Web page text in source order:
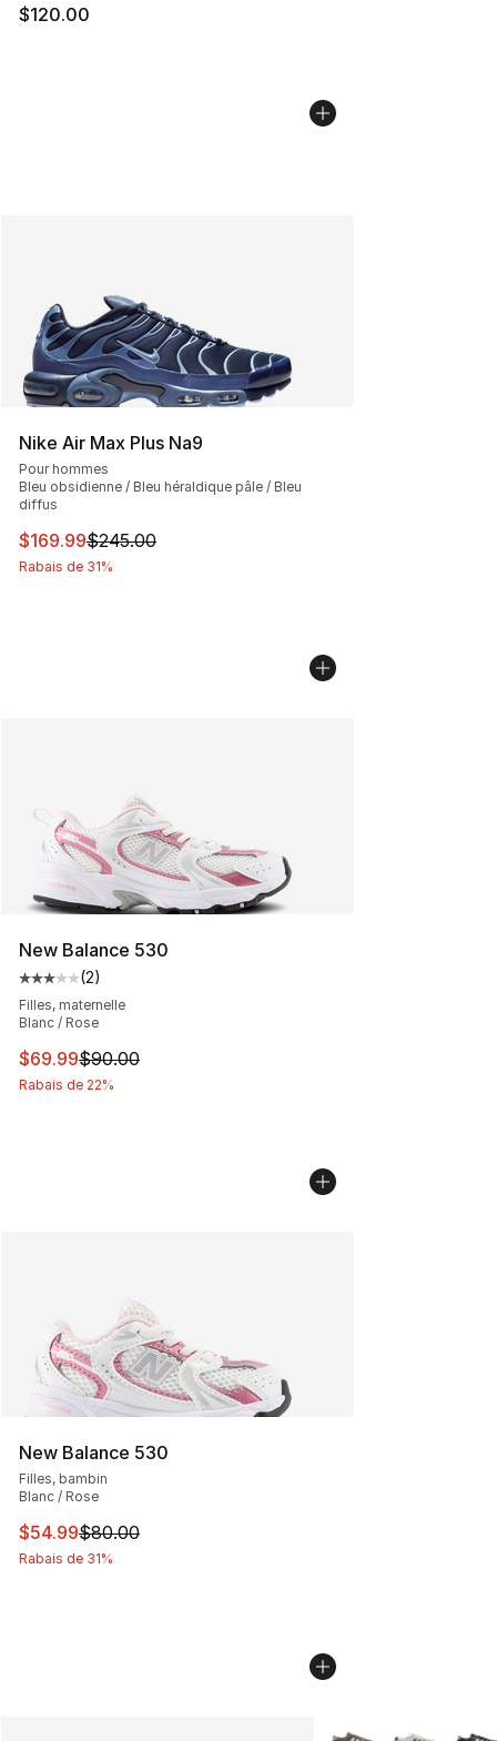
$120.00
Nike Air Max Plus Na9
Pour hommes
Bleu obsidienne / Bleu héraldique pâle / Bleu
diffus
Cet article est en solde. Le prix est passé de $245.00 à
$169.99$245.00
Rabais de 31%
New Balance 530
Cote moyenne du client - [3 sur 5 étoiles], 2
(2)
Filles, maternelle
Blanc / Rose
Cet article est en solde. Le prix est passé de $90.00 à
$69.99$90.00
Rabais de 22%
New Balance 530
Filles, bambin
Blanc / Rose
Cet article est en solde. Le prix est passé de $80.00 à
$54.99$80.00
Rabais de 31%
Plus de couleurs